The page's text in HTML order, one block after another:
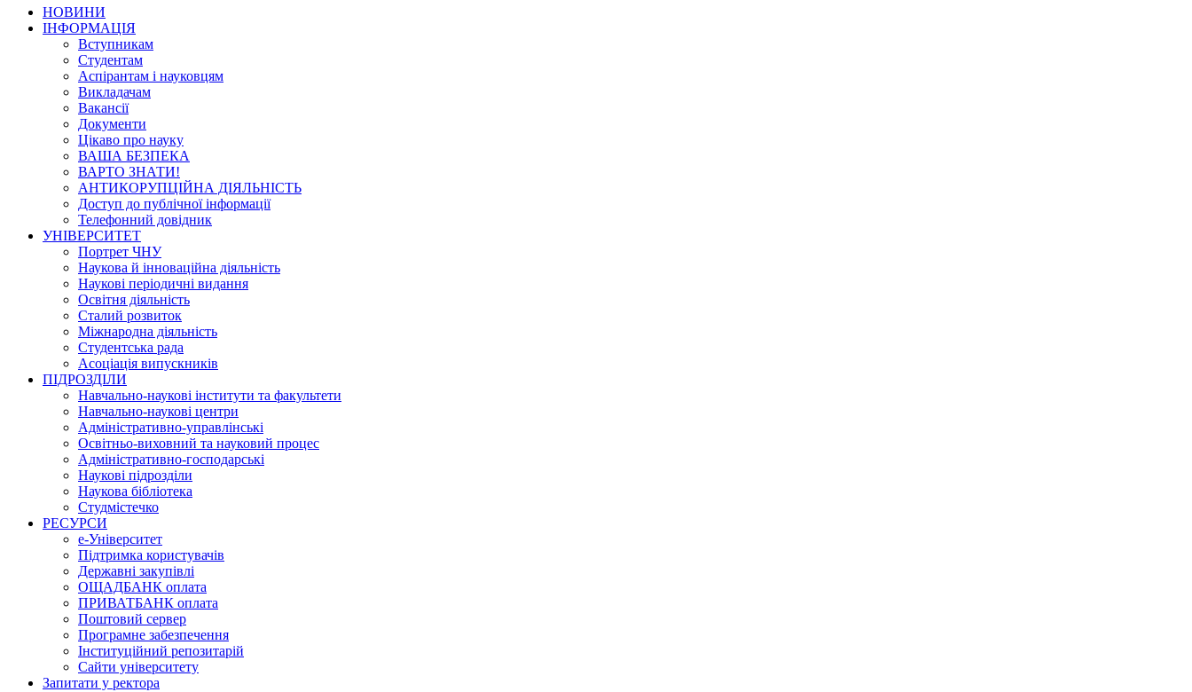
НОВИНИ
ІНФОРМАЦІЯ
Вступникам
Студентам
Аспірантам і науковцям
Викладачам
Вакансії
Документи
Цікаво про науку
ВАША БЕЗПЕКА
ВАРТО ЗНАТИ!
АНТИКОРУПЦІЙНА ДІЯЛЬНІСТЬ
Доступ до публічної інформації
Телефонний довідник
УНІВЕРСИТЕТ
Портрет ЧНУ
Наукова й інноваційна діяльність
Наукові періодичні видання
Освітня діяльність
Сталий розвиток
Міжнародна діяльність
Студентська рада
Асоціація випускників
ПІДРОЗДІЛИ
Навчально-наукові інститути та факультети
Навчально-наукові центри
Адміністративно-управлінські
Освітньо-виховний та науковий процес
Адміністративно-господарські
Наукові підрозділи
Наукова бібліотека
Студмістечко
РЕСУРСИ
е-Університет
Підтримка користувачів
Державні закупівлі
ОЩАДБАНК оплата
ПРИВАТБАНК оплата
Поштовий сервер
Програмне забезпечення
Інституційний репозитарій
Сайти університету
Запитати у ректора